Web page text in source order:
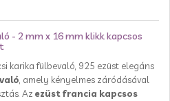
- 2 mm x 16 mm klikk kapcsos
karika fülbevaló, 925 ezüst elegáns
, amely kényelmes záródásával
Az ezüst francia kapcsos